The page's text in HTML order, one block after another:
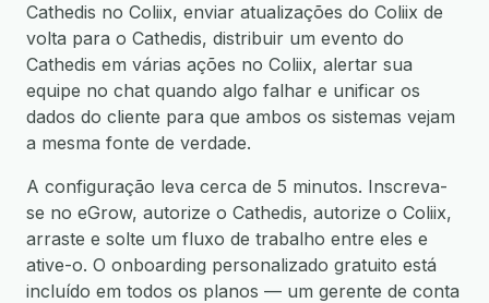
Cathedis no Coliix, enviar atualizações do Coliix de
volta para o Cathedis, distribuir um evento do
Cathedis em várias ações no Coliix, alertar sua
equipe no chat quando algo falhar e unificar os
dados do cliente para que ambos os sistemas vejam
a mesma fonte de verdade.
A configuração leva cerca de 5 minutos. Inscreva-
se no eGrow, autorize o Cathedis, autorize o Coliix,
arraste e solte um fluxo de trabalho entre eles e
ative-o. O onboarding personalizado gratuito está
incluído em todos os planos — um gerente de conta